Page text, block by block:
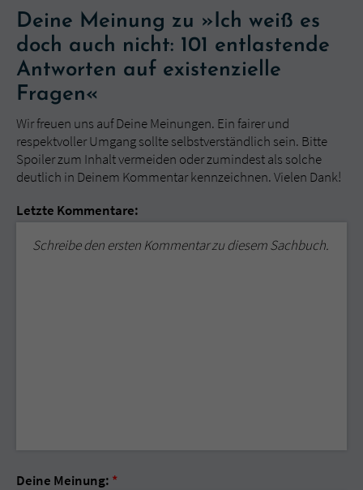
Deine Meinung zu »Ich weiß es
doch auch nicht: 101 entlastende
Antworten auf existenzielle
Fragen«
Wir freuen uns auf Deine Meinungen. Ein fairer und
respektvoller Umgang sollte selbstverständlich sein. Bitte
Spoiler zum Inhalt vermeiden oder zumindest als solche
deutlich in Deinem Kommentar kennzeichnen. Vielen Dank!
Letzte Kommentare:
Schreibe den ersten Kommentar zu diesem Sachbuch.
Deine Meinung: *